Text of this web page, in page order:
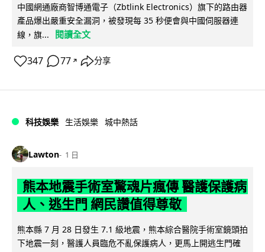
中國網通廠商智博通電子（Zbtlink Electronics）旗下的路由器
產品爆出嚴重安全漏洞，被發現每 35 秒便會與中國伺服器連
線，旗...
閱讀全文
347 77 ↗ 分享
科技娛樂 生活娛樂 城中熱話
Lawton 1 日
熊本地震手術室驚魂片瘋傳 醫護保護病
人、逃生門 網民讚值得尊敬
熊本縣 7 月 28 日發生 7.1 級地震，熊本綜合醫院手術室鏡頭拍
下地震一刻，醫護人員臨危不亂保護病人，更馬上開逃生門確